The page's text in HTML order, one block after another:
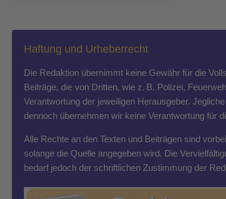
Haftung und Urheberrecht
Die Redaktion übernimmt keine Gewähr für die
Beiträge, die von Dritten, wie z. B. Polizei,
Verantwortung der jeweiligen Herausgeber.
dennoch übernehmen wir keine Verantwortung für
Alle Rechte an den Texten und Beiträgen sind
solange die Quelle angegeben wird. Die
bedarf jedoch der schriftlichen Zustimmung der